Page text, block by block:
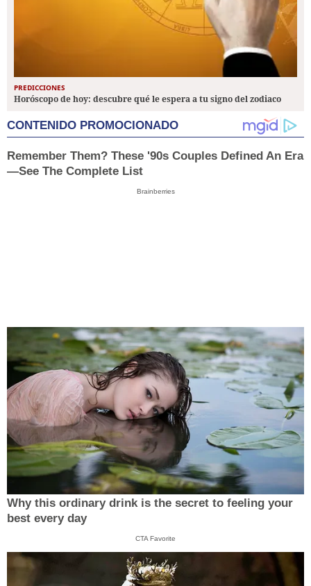
PREDICCIONES
Horóscopo de hoy: descubre qué le espera a tu signo del zodiaco
CONTENIDO PROMOCIONADO
Remember Them? These '90s Couples Defined An Era
—See The Complete List
Brainberries
Why this ordinary drink is the secret to feeling your
best every day
CTA Favorite